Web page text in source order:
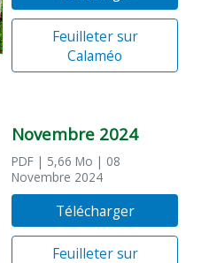
Feuilleter sur
Calaméo
Novembre 2024
PDF | 5,66 Mo | 08
Novembre 2024
Télécharger
Feuilleter sur